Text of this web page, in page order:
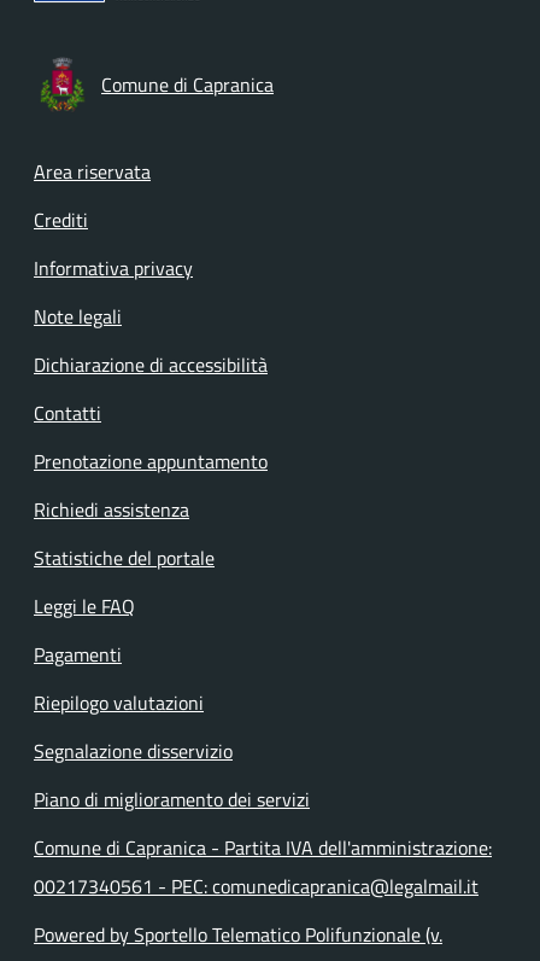
Comune di Capranica
Footer menu
Area riservata
Crediti
Informativa privacy
Note legali
Dichiarazione di accessibilità
Contatti
Prenotazione appuntamento
Richiedi assistenza
Statistiche del portale
Leggi le FAQ
Pagamenti
Riepilogo valutazioni
Segnalazione disservizio
Piano di miglioramento dei servizi
Comune di Capranica - Partita IVA dell'amministrazione:
00217340561 - PEC: comunedicapranica@legalmail.it
Powered by Sportello Telematico Polifunzionale (v.